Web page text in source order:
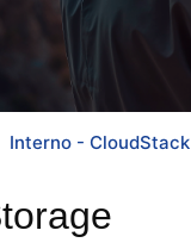
Interno - CloudStack